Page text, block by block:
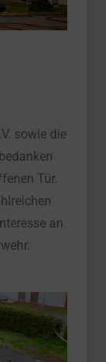
sowie die
Tür.
an